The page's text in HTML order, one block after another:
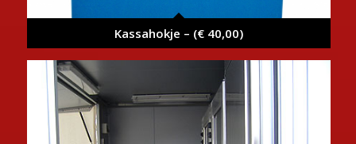
Kassahokje – (€ 40,00)